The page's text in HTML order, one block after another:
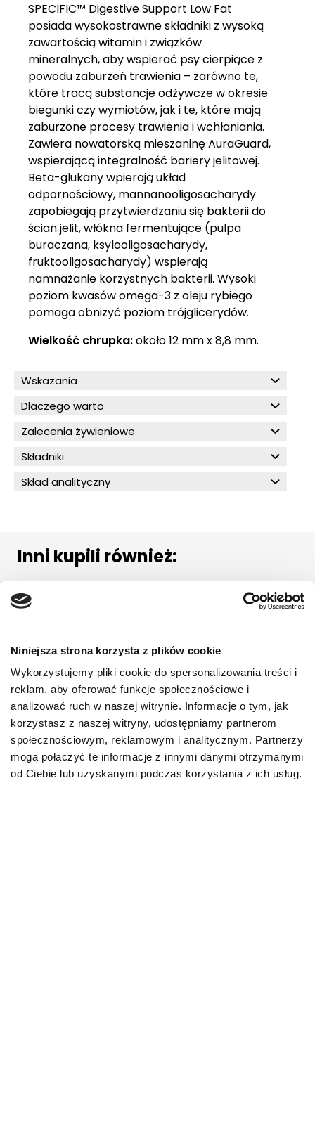
Niniejsza strona korzysta z plików cookie
Wykorzystujemy pliki cookie do spersonalizowania treści i
reklam, aby oferować funkcje społecznościowe i
analizować ruch w naszej witrynie. Informacje o tym, jak
korzystasz z naszej witryny, udostępniamy partnerom
społecznościowym, reklamowym i analitycznym. Partnerzy
mogą połączyć te informacje z innymi danymi otrzymanymi
od Ciebie lub uzyskanymi podczas korzystania z ich usług.
SPECIFIC™ Digestive Support Low Fat
posiada wysokostrawne składniki z wysoką
zawartością witamin i związków
mineralnych, aby wspierać psy cierpiące z
powodu zaburzeń trawienia – zarówno te,
które tracą substancje odżywcze w okresie
biegunki czy wymiotów, jak i te, które mają
zaburzone procesy trawienia i wchłaniania.
Zawiera nowatorską mieszaninę AuraGuard,
wspierającą integralność bariery jelitowej.
Beta-glukany wpierają układ
odpornościowy, mannanooligosacharydy
zapobiegają przytwierdzaniu się bakterii do
ścian jelit, włókna fermentujące (pulpa
buraczana, ksylooligosacharydy,
fruktooligosacharydy) wspierają
namnażanie korzystnych bakterii. Wysoki
poziom kwasów omega-3 z oleju rybiego
pomaga obniżyć poziom trójglicerydów.
Wielkość chrupka:około 12 mm x 8,8 mm.
Wskazania
Dlaczego warto
Zalecenia żywieniowe
Składniki
Skład analityczny
Inni kupili również: